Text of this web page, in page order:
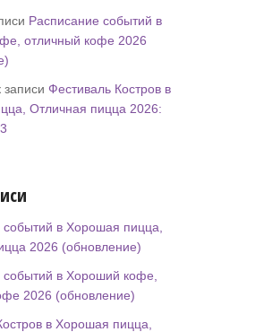
Расписание событий в
отличный кофе 2026
Фестиваль Костров в
Отличная пицца 2026:
событий в Хорошая пицца,
2026 (обновление)
событий в Хороший кофе,
2026 (обновление)
в Хорошая пицца,